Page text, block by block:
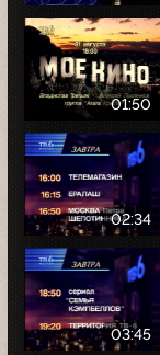
01:50
02:34
03:45